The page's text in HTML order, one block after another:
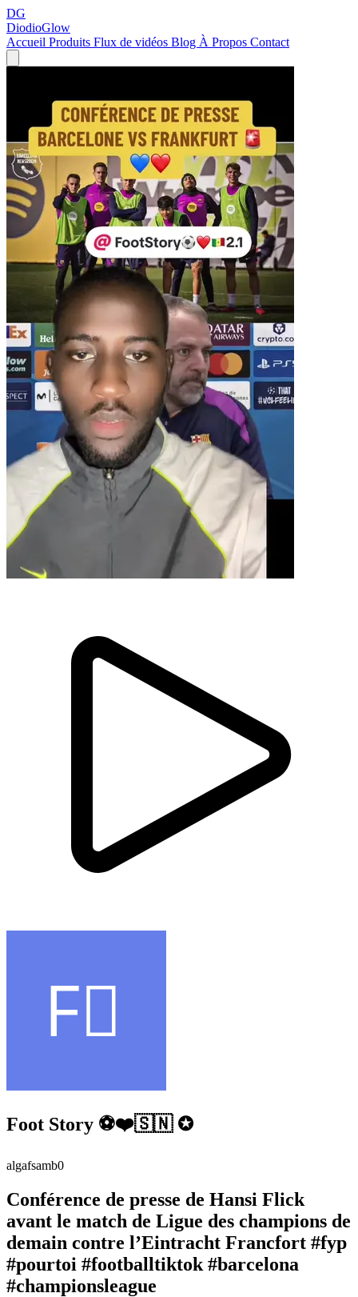
DG
DiodioGlow
Accueil Produits Flux de vidéos Blog À Propos Contact
Foot Story ⚽️❤️🇸🇳 ✪
algafsamb0
Conférence de presse de Hansi Flick
avant le match de Ligue des champions de
demain contre l’Eintracht Francfort #fyp
#pourtoi #footballtiktok #barcelona
#championsleague